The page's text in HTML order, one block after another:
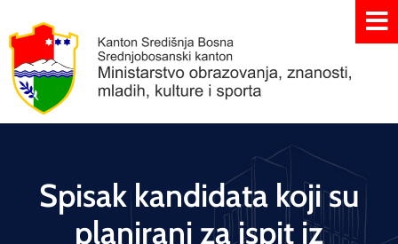
Spisak kandidata koji su
planirani za ispit iz